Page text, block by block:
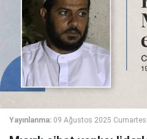
Yayınlanma: 09 Ağustos 2025